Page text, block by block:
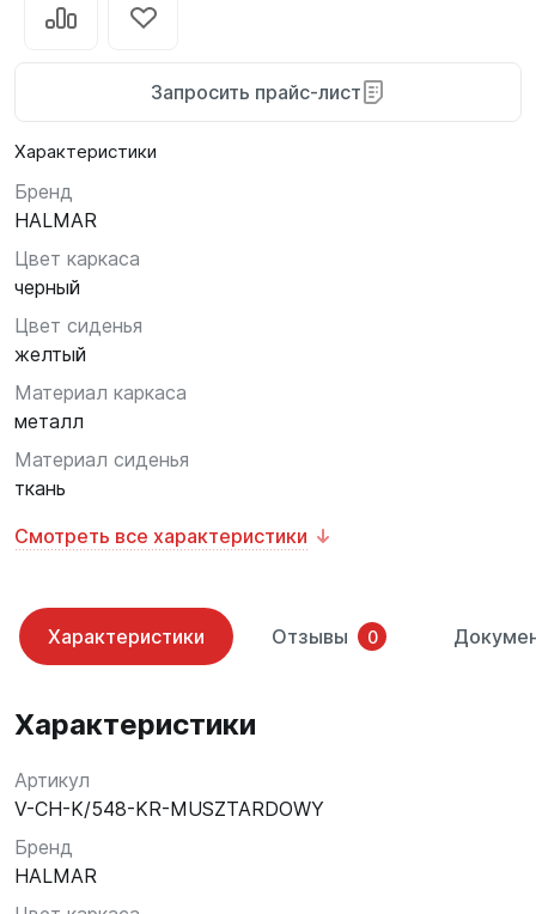
Характеристики
Бренд
HALMAR
Цвет каркаса
черный
Цвет сиденья
желтый
Материал каркаса
металл
Материал сиденья
ткань
Смотреть все характеристики
Запросить прайс-лист
Характеристики Отзывы 0
Характеристики
Артикул
V-CH-K/548-KR-MUSZTARDOWY
Бренд
HALMAR